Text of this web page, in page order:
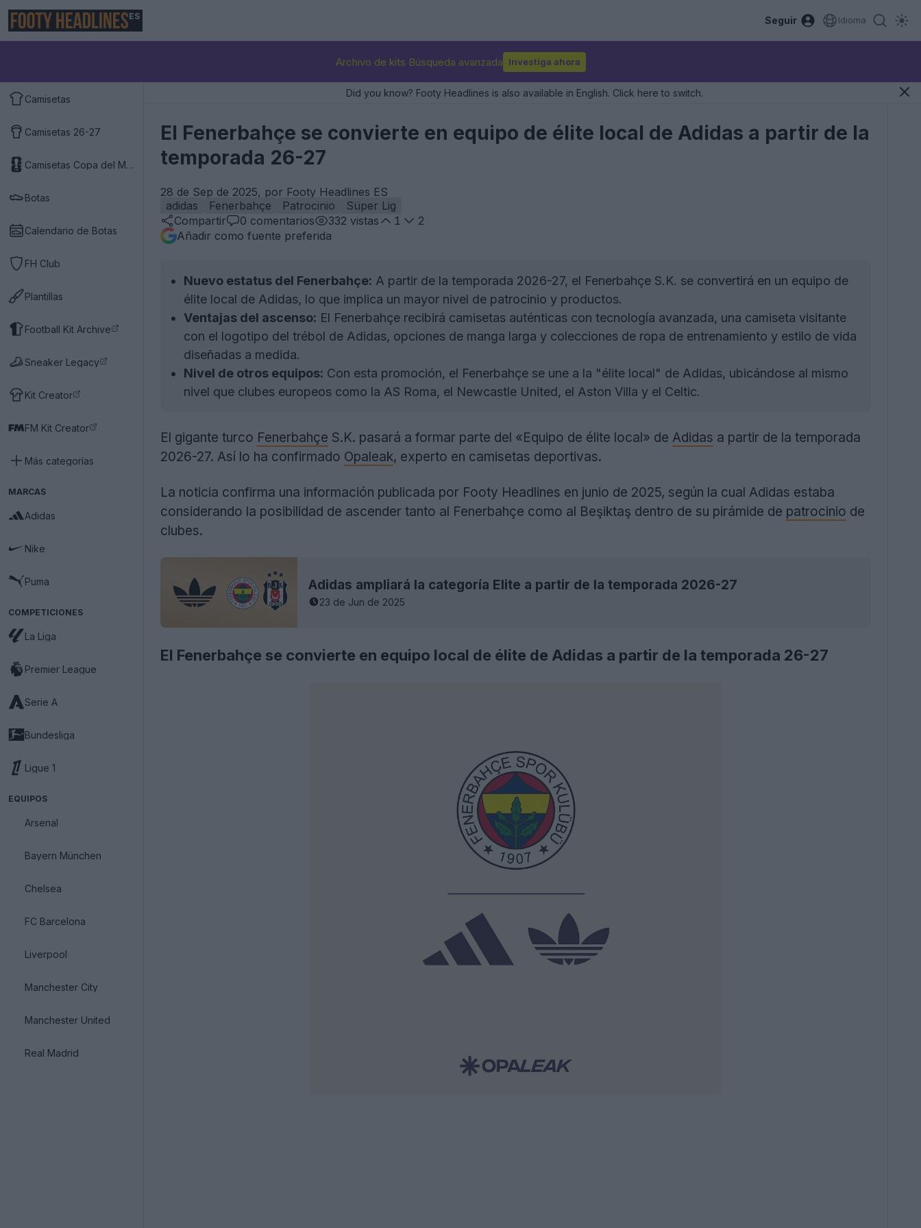
ES Seguir Idioma
Archivo de kits Búsqueda avanzada Investiga ahora
Camisetas
Camisetas 26-27
Camisetas Copa del Mundo 2026
Botas
Calendario de Botas
FH Club
Plantillas
Football Kit Archive
Sneaker Legacy
Kit Creator
FM Kit Creator
Más categorías
MARCAS
Adidas
Nike
Puma
COMPETICIONES
La Liga
Premier League
Serie A
Bundesliga
Ligue 1
EQUIPOS
Arsenal
Bayern München
Chelsea
FC Barcelona
Liverpool
Manchester City
Manchester United
Real Madrid
Did you know? Footy Headlines is also available in English. Click here to switch.
El Fenerbahçe se convierte en equipo de élite local de Adidas a partir de la
temporada 26-27
28 de Sep de 2025, por Footy Headlines ES
adidas
Fenerbahçe Patrocinio
Süper Lig
Compartir
0 comentarios 332 vistas 1
2
Añadir como fuente preferida
Nuevo estatus del Fenerbahçe: A partir de la temporada 2026-27, el Fenerbahçe S.K. se convertirá en un equipo de
élite local de Adidas, lo que implica un mayor nivel de patrocinio y productos.
Ventajas del ascenso: El Fenerbahçe recibirá camisetas auténticas con tecnología avanzada, una camiseta visitante
con el logotipo del trébol de Adidas, opciones de manga larga y colecciones de ropa de entrenamiento y estilo de vida
diseñadas a medida.
Nivel de otros equipos: Con esta promoción, el Fenerbahçe se une a la "élite local" de Adidas, ubicándose al mismo
nivel que clubes europeos como la AS Roma, el Newcastle United, el Aston Villa y el Celtic.
El gigante turco Fenerbahçe S.K. pasará a formar parte del «Equipo de élite local» de Adidas a partir de la temporada
2026-27. Así lo ha confirmado Opaleak, experto en camisetas deportivas.
La noticia confirma una información publicada por Footy Headlines en junio de 2025, según la cual Adidas estaba
considerando la posibilidad de ascender tanto al Fenerbahçe como al Beşiktaş dentro de su pirámide de patrocinio de
clubes.
Adidas ampliará la categoría Elite a partir de la temporada 2026-27
23 de Jun de 2025
El Fenerbahçe se convierte en equipo local de élite de Adidas a partir de la temporada 26-27